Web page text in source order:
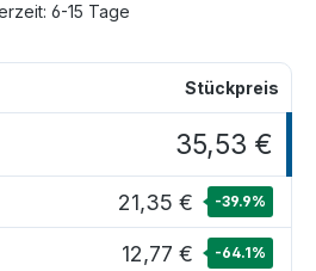
6-15 Tage
Stückpreis
35,53 €
21,35 € -39.9%
12,77 € -64.1%